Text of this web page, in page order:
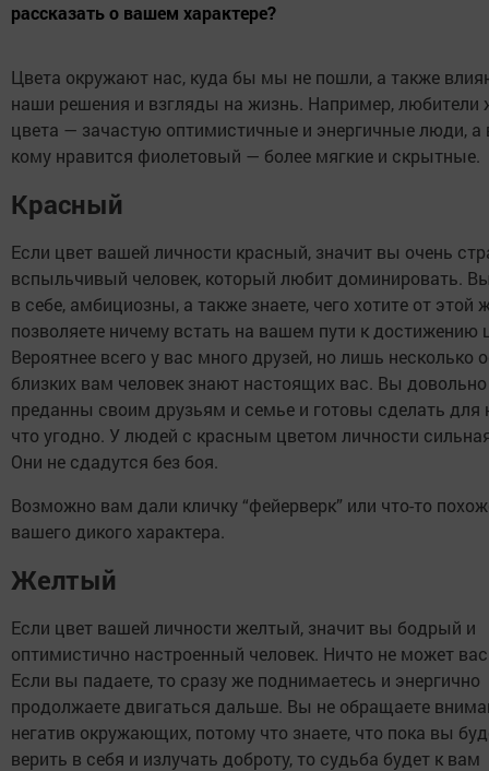
рассказать о вашем характере?
Цвета окружают нас, куда бы мы не пошли, а также
наши решения и взгляды на жизнь. Например, любители
цвета — зачастую оптимистичные и энергичные люди, а
кому нравится фиолетовый — более мягкие и скрытные.
Красный
Если цвет вашей личности красный, значит вы очень
вспыльчивый человек, который любит доминировать.
в себе, амбициозны, а также знаете, чего хотите от этой
позволяете ничему встать на вашем пути к достижению
Вероятнее всего у вас много друзей, но лишь несколько
близких вам человек знают настоящих вас. Вы довольно
преданны своим друзьям и семье и готовы сделать для
что угодно. У людей с красным цветом личности
Они не сдадутся без боя.
Возможно вам дали кличку “фейерверк” или что-то
вашего дикого характера.
Желтый
Если цвет вашей личности желтый, значит вы бодрый и
оптимистично настроенный человек. Ничто не может
Если вы падаете, то сразу же поднимаетесь и энергично
продолжаете двигаться дальше. Вы не обращаете
негатив окружающих, потому что знаете, что пока вы
верить в себя и излучать доброту, то судьба будет к вам